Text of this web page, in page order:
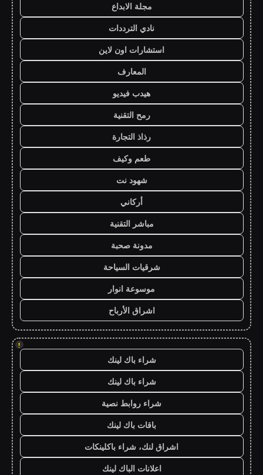
مجلة الابداع
نادي الترددات
استشارات اون لاين
المعارف
هيدب فيديو
رمح التقنية
رذاذ التجارة
طعم وكيف
شهود نت
أركاني
مباشر التقنية
مدونة صحبة
شرقيات السياحة
موسوعة انوار
اشراق الأرباح
!
شراء باك لينك
شراء باك لينك
شراء روابط نصية
باقات باك لينك
اشراق لنك، شراء باكلينكات
اعلانات الباك لينك